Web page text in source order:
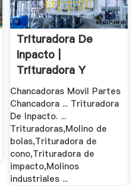
Trituradora De
Inpacto |
Trituradora Y
Molinos
Chancadoras Movil Partes
Chancadora ... Trituradora
De Inpacto. ...
Trituradoras,Molino de
bolas,Trituradora de
cono,Trituradora de
impacto,Molinos
industriales ...